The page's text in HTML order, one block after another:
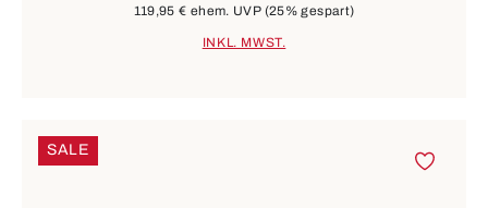
119,95 € ehem. UVP (25% gespart)
INKL. MWST.
SALE